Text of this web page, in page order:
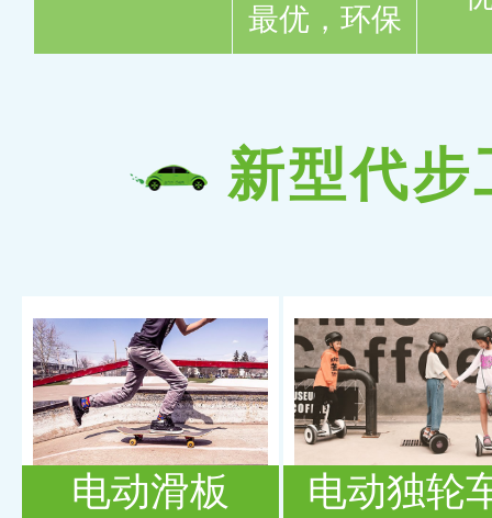
最优，环保
新型代步
电动滑板 电动独轮